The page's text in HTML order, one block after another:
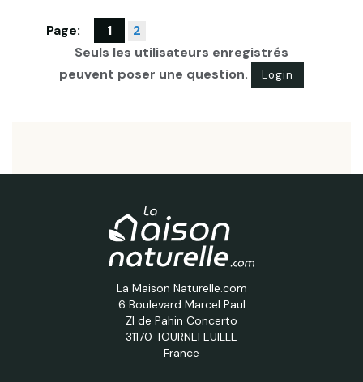
Page: 1
2
Seuls les utilisateurs enregistrés
peuvent poser une question.
Login
La Maison Naturelle.com
6 Boulevard Marcel Paul
ZI de Pahin Concerto
31170 TOURNEFEUILLE
France